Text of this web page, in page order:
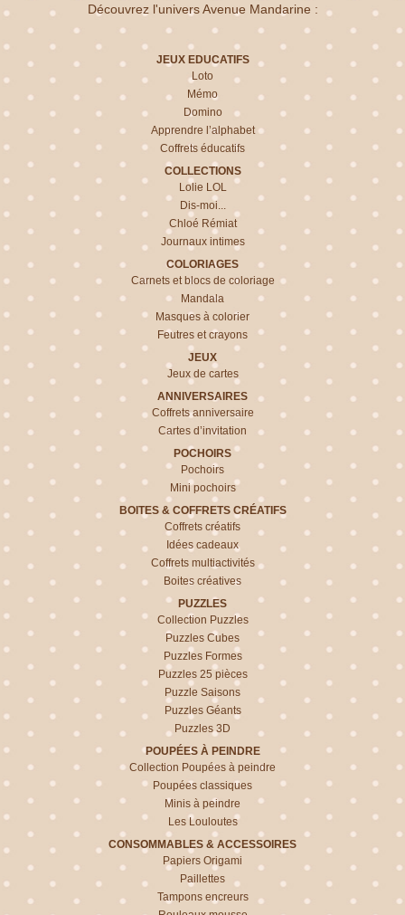
Découvrez l'univers Avenue Mandarine :
JEUX EDUCATIFS
Loto
Mémo
Domino
Apprendre l’alphabet
Coffrets éducatifs
COLLECTIONS
Lolie LOL
Dis-moi...
Chloé Rémiat
Journaux intimes
COLORIAGES
Carnets et blocs de coloriage
Mandala
Masques à colorier
Feutres et crayons
JEUX
Jeux de cartes
ANNIVERSAIRES
Coffrets anniversaire
Cartes d’invitation
POCHOIRS
Pochoirs
Mini pochoirs
BOITES & COFFRETS CRÉATIFS
Coffrets créatifs
Idées cadeaux
Coffrets multiactivités
Boites créatives
PUZZLES
Collection Puzzles
Puzzles Cubes
Puzzles Formes
Puzzles 25 pièces
Puzzle Saisons
Puzzles Géants
Puzzles 3D
POUPÉES À PEINDRE
Collection Poupées à peindre
Poupées classiques
Minis à peindre
Les Louloutes
CONSOMMABLES & ACCESSOIRES
Papiers Origami
Paillettes
Tampons encreurs